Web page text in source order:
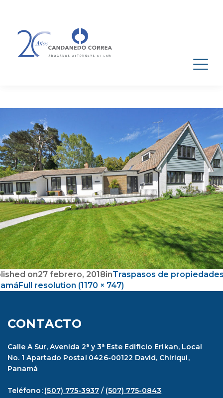
on27 febrero, 2018inTraspasos de
Full resolution (1170 × 747)
CONTACTO
Calle A Sur, Avenida 2ª y 3ª Este Edificio Erikan, Local
No. 1 Apartado Postal 0426-00122 David, Chiriquí,
Panamá
Teléfono: (507) 775-3937 / (507) 775-0843